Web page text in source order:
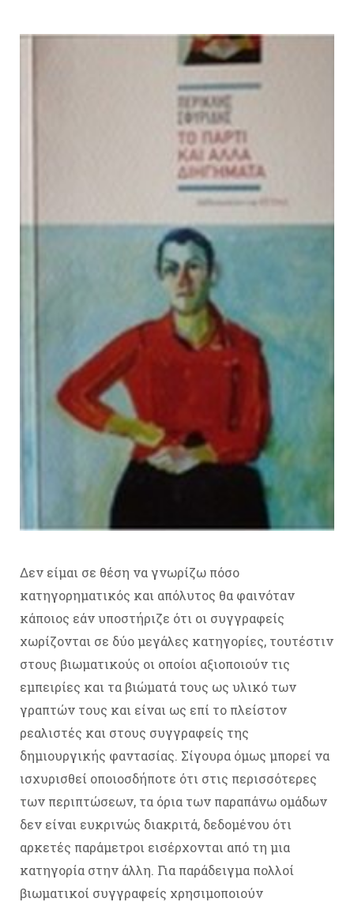
Δεν είμαι σε θέση να γνωρίζω πόσο
κατηγορηματικός και απόλυτος θα φαινόταν
κάποιος εάν υποστήριζε ότι οι συγγραφείς
χωρίζονται σε δύο μεγάλες κατηγορίες, τουτέστιν
στους βιωματικούς οι οποίοι αξιοποιούν τις
εμπειρίες και τα βιώματά τους ως υλικό των
γραπτών τους και είναι ως επί το πλείστον
ρεαλιστές και στους συγγραφείς της
δημιουργικής φαντασίας. Σίγουρα όμως μπορεί να
ισχυρισθεί οποιοσδήποτε ότι στις περισσότερες
των περιπτώσεων, τα όρια των παραπάνω ομάδων
δεν είναι ευκρινώς διακριτά, δεδομένου ότι
αρκετές παράμετροι εισέρχονται από τη μια
κατηγορία στην άλλη. Για παράδειγμα πολλοί
βιωματικοί συγγραφείς χρησιμοποιούν